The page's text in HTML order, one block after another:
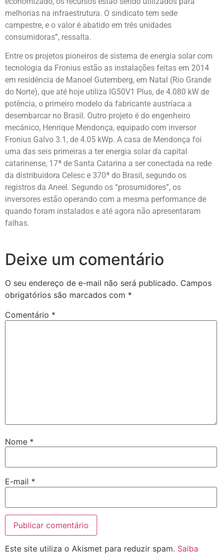
melhorias na infraestrutura. O sindicato tem sede
campestre, e o valor é abatido em três unidades
consumidoras”, ressalta.
Entre os projetos pioneiros de sistema de energia solar com
tecnologia da Fronius estão as instalações feitas em 2014
em residência de Manoel Gutemberg, em Natal (Rio Grande
do Norte), que até hoje utiliza IG50V1 Plus, de 4.080 kW de
potência, o primeiro modelo da fabricante austríaca a
desembarcar no Brasil. Outro projeto é do engenheiro
mecânico, Henrique Mendonça, equipado com inversor
Fronius Galvo 3.1, de 4.05 kWp. A casa de Mendonça foi
uma das seis primeiras a ter energia solar da capital
catarinense, 17ª de Santa Catarina a ser conectada na rede
da distribuidora Celesc e 370ª do Brasil, segundo os
registros da Aneel. Segundo os “prosumidores”, os
inversores estão operando com a mesma performance de
quando foram instalados e até agora não apresentaram
falhas.
Deixe um comentário
O seu endereço de e-mail não será publicado. Campos
obrigatórios são marcados com *
Comentário *
Nome *
E-mail *
Este site utiliza o Akismet para reduzir spam. Saiba